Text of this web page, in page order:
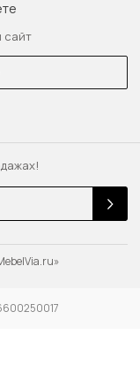
сайт